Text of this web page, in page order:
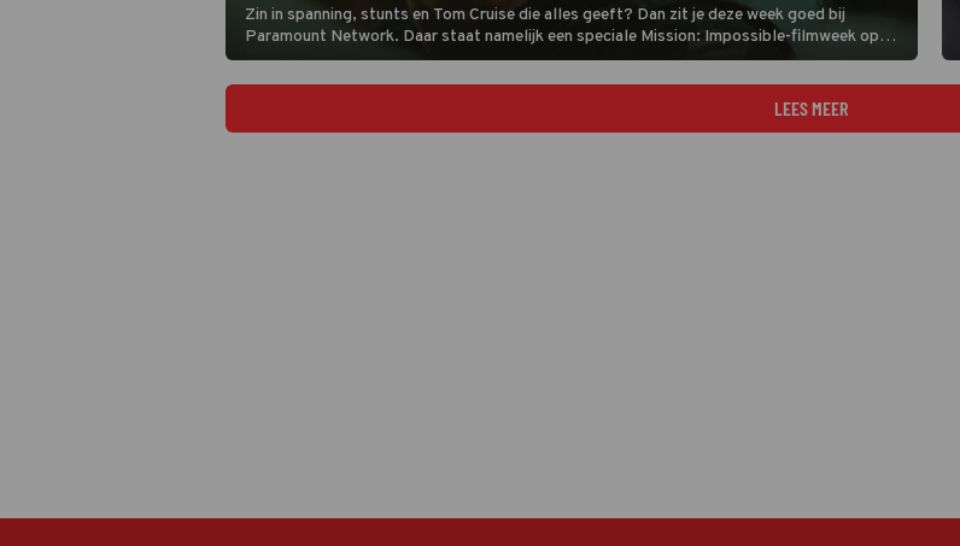
Zin in spanning, stunts en Tom Cruise die alles geeft? Dan zit je deze week goed bij
Paramount Network. Daar staat namelijk een speciale Mission: Impossible-filmweek op
het programma.
LEES MEER